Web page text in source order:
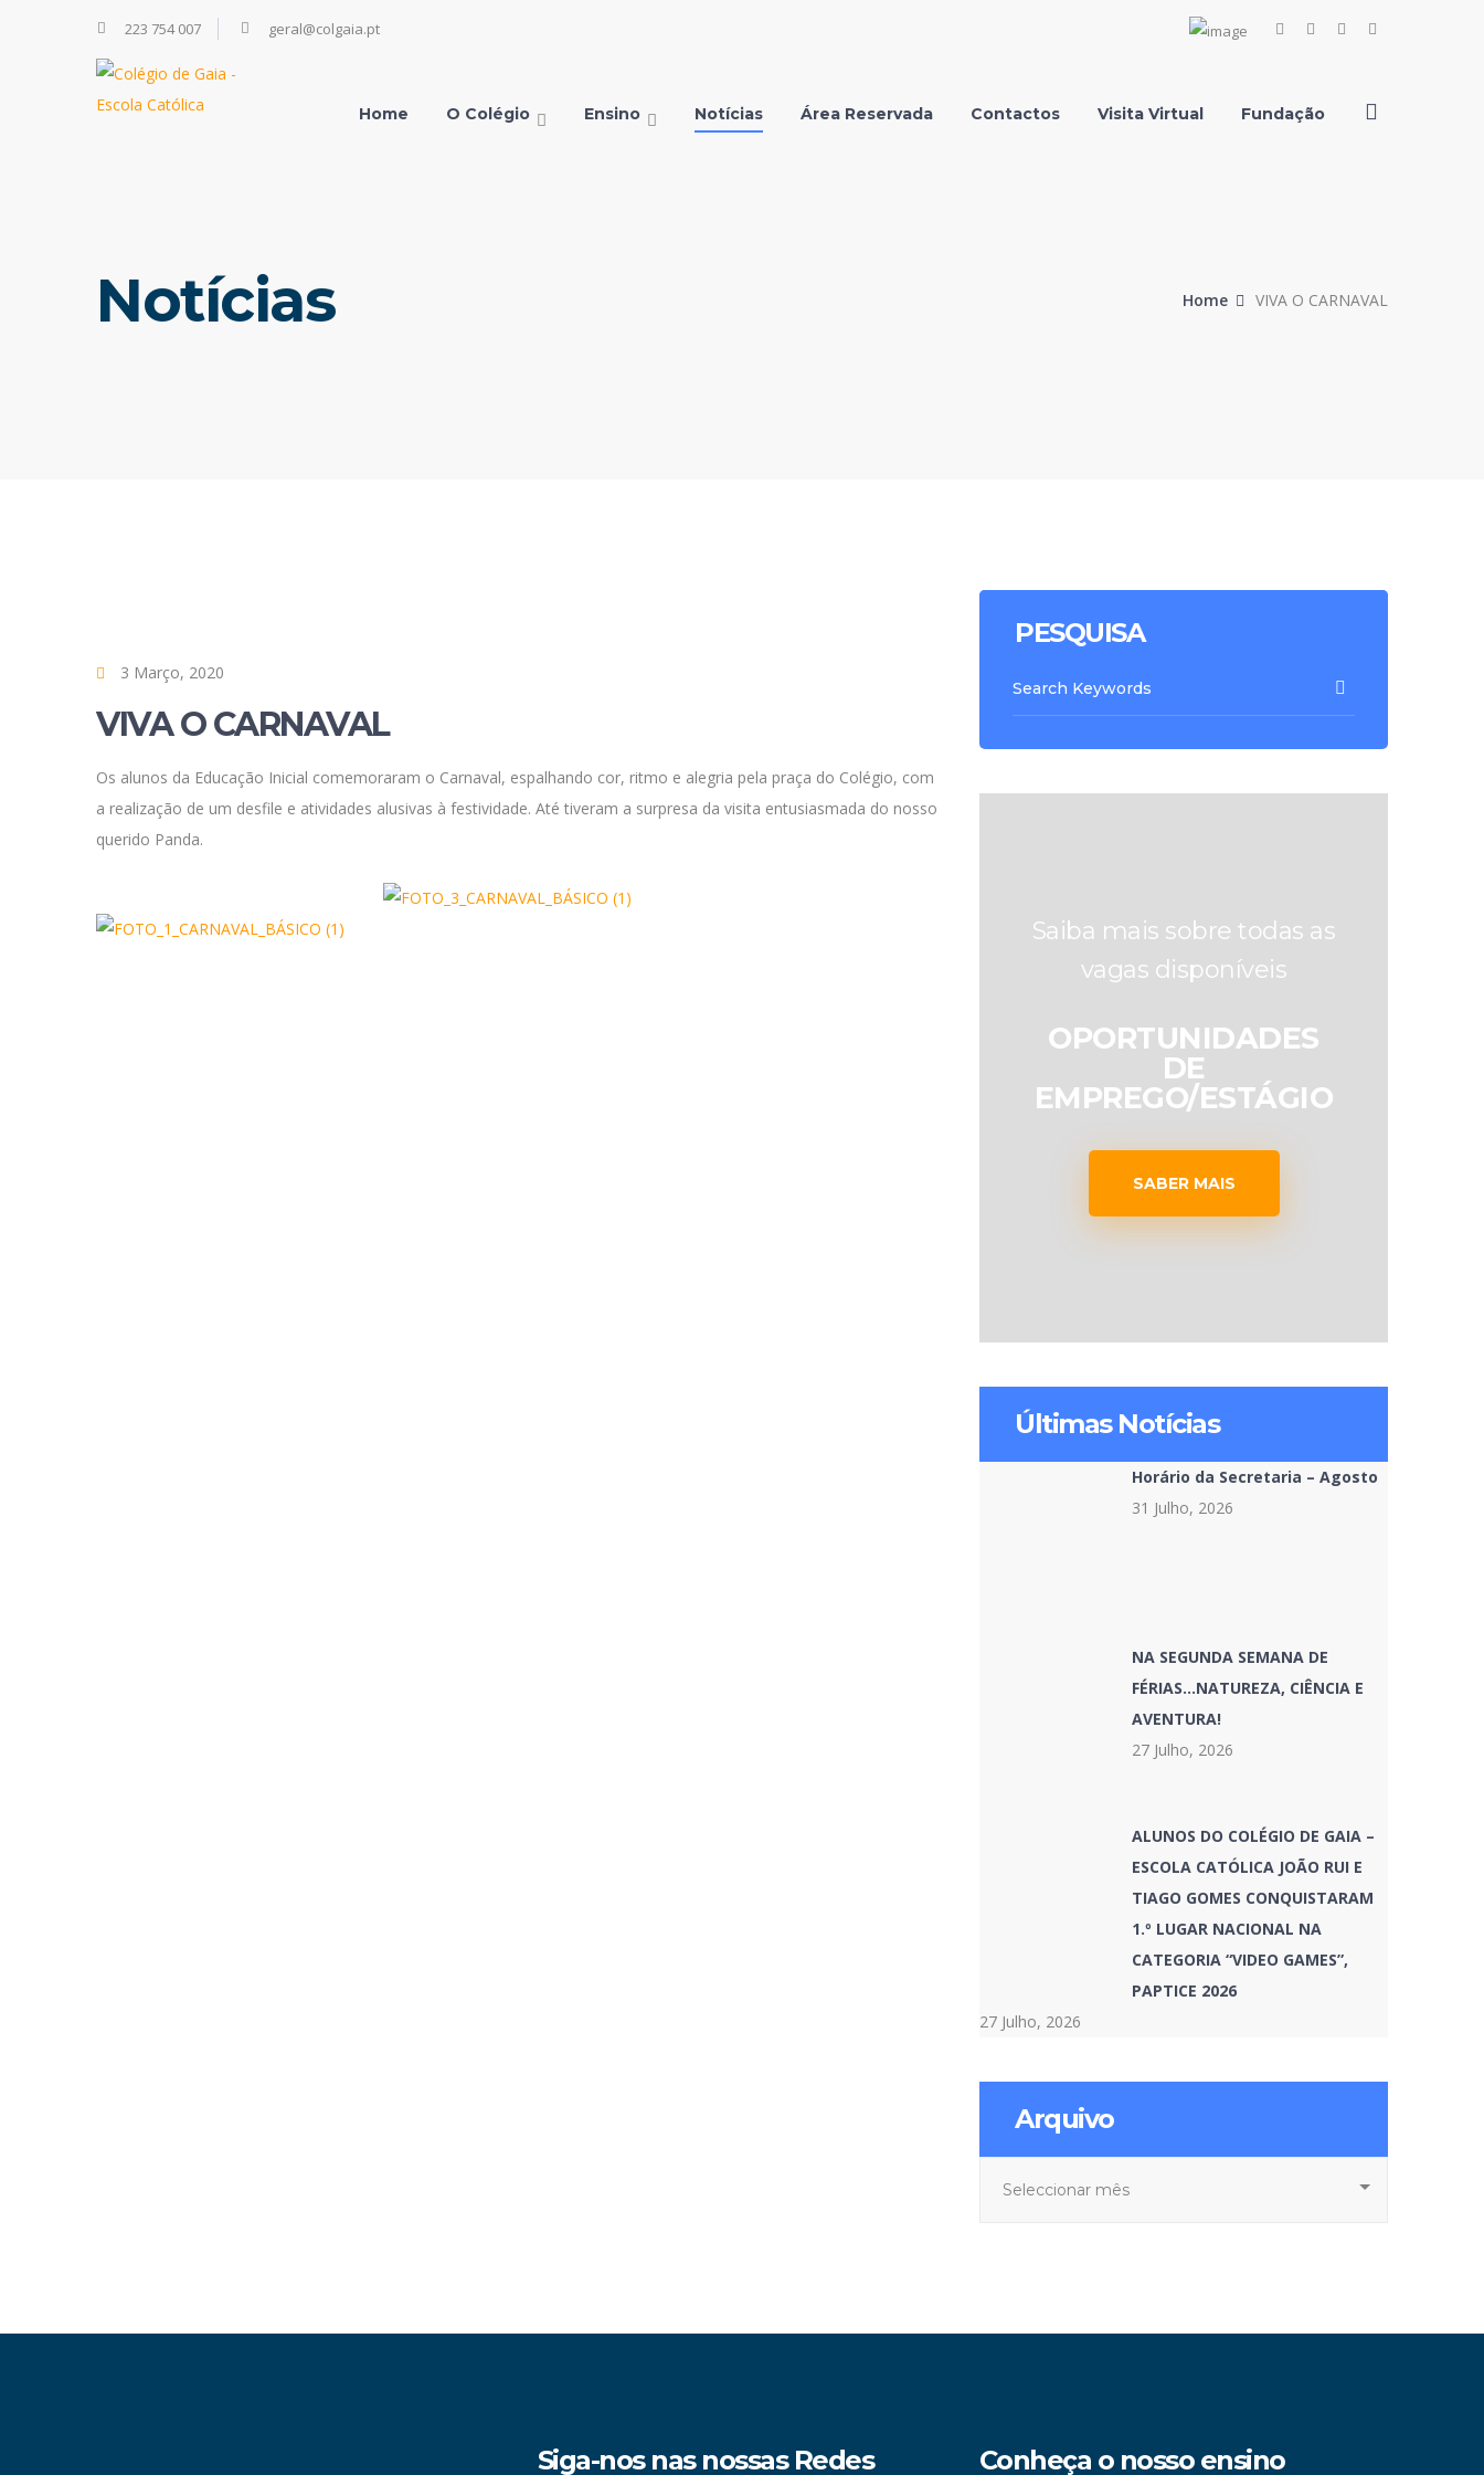
223 754 007 geral@colgaia.pt
FacebookInstagramYoutube
Home O Colégio Ensino Notícias Área Reservada Contactos Visita Virtual Fundação
Notícias Home VIVA O CARNAVAL
3 Março, 2020
VIVA O CARNAVAL
Os alunos da Educação Inicial comemoraram o Carnaval, espalhando cor, ritmo e alegria pela praça do Colégio, com
a realização de um desfile e atividades alusivas à festividade. Até tiveram a surpresa da visita entusiasmada do nosso
querido Panda.
PESQUISA
Saiba mais sobre todas as
vagas disponíveis
OPORTUNIDADES
DE
EMPREGO/ESTÁGIO
SABER MAIS
Últimas Notícias
Horário da Secretaria – Agosto
31 Julho, 2026
NA SEGUNDA SEMANA DE
FÉRIAS…NATUREZA, CIÊNCIA E
AVENTURA!
27 Julho, 2026
ALUNOS DO COLÉGIO DE GAIA –
ESCOLA CATÓLICA JOÃO RUI E
TIAGO GOMES CONQUISTARAM
1.º LUGAR NACIONAL NA
CATEGORIA “VIDEO GAMES”,
PAPTICE 2026
27 Julho, 2026
Arquivo
Siga-nos nas nossas Redes Conheça o nosso ensino